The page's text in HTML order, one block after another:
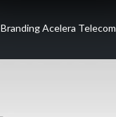
Branding Acelera Telecom